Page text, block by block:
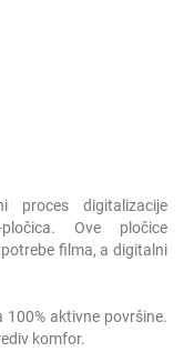
proces digitalizacije
Ove pločice
filma, a digitalni
100% aktivne površine.
komfor.